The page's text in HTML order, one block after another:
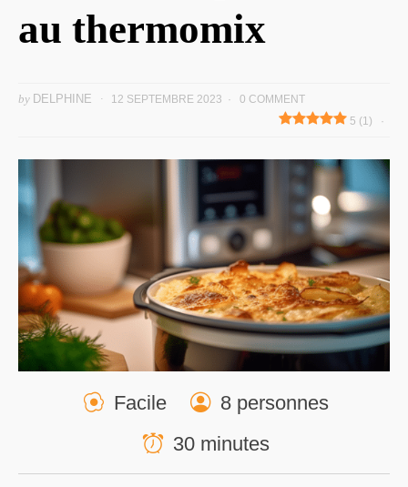
au thermomix
by DELPHINE 12 SEPTEMBRE 2023
0 COMMENT
5 (1)
Facile
8 personnes
30 minutes